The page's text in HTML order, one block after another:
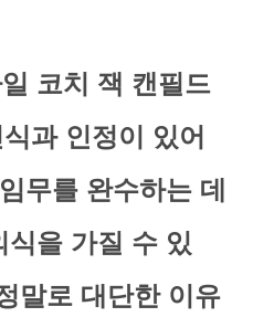
코치 잭 캔필드
과 인정이 있어
무를 완수하는 데
식을 가질 수 있
말로 대단한 이유